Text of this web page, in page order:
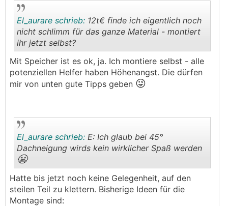
..
El_aurare schrieb: 12t€ finde ich eigentlich noch
nicht schlimm für das ganze Material - montiert
ihr jetzt selbst?
Mit Speicher ist es ok, ja. Ich montiere selbst - alle
potenziellen Helfer haben Höhenangst. Die dürfen
mir von unten gute Tipps geben 😜
..
El_aurare schrieb: E: Ich glaub bei 45°
Dachneigung wirds kein wirklicher Spaß werden
😬
Hatte bis jetzt noch keine Gelegenheit, auf den
steilen Teil zu klettern. Bisherige Ideen für die
Montage sind: